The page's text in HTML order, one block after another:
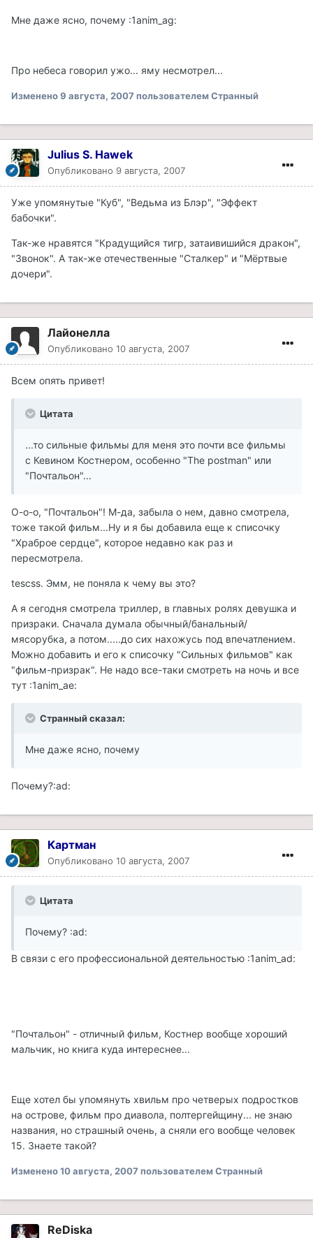
Мне даже ясно, почему :1anim_ag:
Про небеса говорил ужо... яму несмотрел...
Изменено9 августа, 2007 пользователем Странный
Julius S. Hawek
Опубликовано 9 августа, 2007
Уже упомянутые "Куб", "Ведьма из Блэр", "Эффект
бабочки".
Так-же нравятся "Крадущийся тигр, затаивишийся дракон",
"Звонок". А так-же отечественные "Сталкер" и "Мёртвые
дочери".
Лайонелла
Опубликовано 10 августа, 2007
Всем опять привет!
Цитата
...то сильные фильмы для меня это почти все фильмы
с Кевином Костнером, особенно "The postman" или
"Почтальон"...
О-о-о, "Почтальон"! М-да, забыла о нем, давно смотрела,
тоже такой фильм...Ну и я бы добавила еще к списочку
"Храброе сердце", которое недавно как раз и
пересмотрела.
tescss. Эмм, не поняла к чему вы это?
А я сегодня смотрела триллер, в главных ролях девушка и
призраки. Сначала думала обычный/банальный/
мясорубка, а потом.....до сих нахожусь под впечатлением.
Можно добавить и его к списочку "Сильных фильмов" как
"фильм-призрак". Не надо все-таки смотреть на ночь и все
тут :1anim_ae:
Странный сказал:
Мне даже ясно, почему
Почему?:ad:
Картман
Опубликовано 10 августа, 2007
Цитата
Почему? :ad:
В связи с его профессиональной деятельностью :1anim_ad:
"Почтальон" - отличный фильм, Костнер вообще хороший
мальчик, но книга куда интереснее...
Еще хотел бы упомянуть хвильм про четверых подростков
на острове, фильм про диавола, полтергейщину... не знаю
названия, но страшный очень, а сняли его вообще человек
15. Знаете такой?
Изменено10 августа, 2007 пользователем Странный
ReDiska